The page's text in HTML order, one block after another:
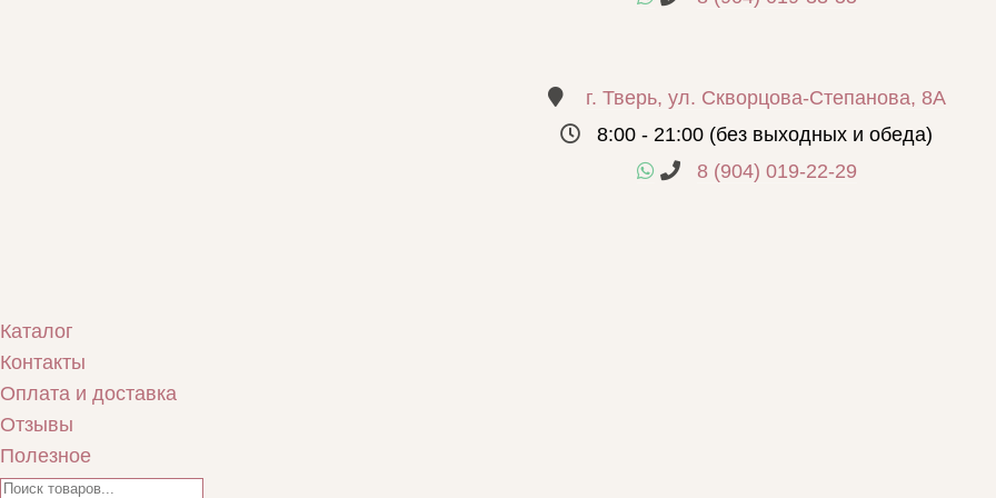
г. Тверь, ул. Скворцова-Степанова, 8А
8:00 - 21:00 (без выходных и обеда)
8 (904) 019-22-29
Каталог
Контакты
Оплата и доставка
Отзывы
Полезное
Поиск